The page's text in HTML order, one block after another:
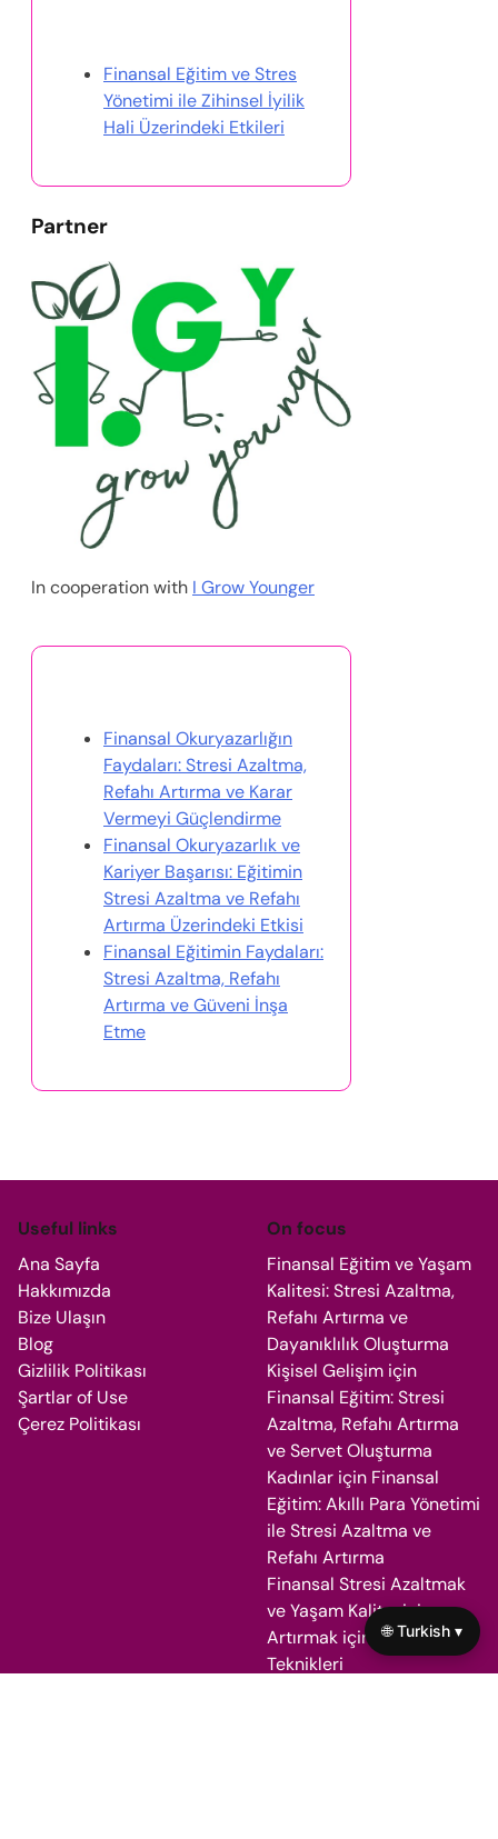
Finansal Eğitim ve Stres
Yönetimi ile Zihinsel İyilik
Hali Üzerindeki Etkileri
Partner
In cooperation with I Grow Younger
Finansal Okuryazarlığın
Faydaları: Stresi Azaltma,
Refahı Artırma ve Karar
Vermeyi Güçlendirme
Finansal Okuryazarlık ve
Kariyer Başarısı: Eğitimin
Stresi Azaltma ve Refahı
Artırma Üzerindeki Etkisi
Finansal Eğitimin Faydaları:
Stresi Azaltma, Refahı
Artırma ve Güveni İnşa
Etme
Useful links
Ana Sayfa
Hakkımızda
Bize Ulaşın
Blog
Gizlilik Politikası
Şartlar of Use
Çerez Politikası
On focus
Finansal Eğitim ve Yaşam
Kalitesi: Stresi Azaltma,
Refahı Artırma ve
Dayanıklılık Oluşturma
Kişisel Gelişim için
Finansal Eğitim: Stresi
Azaltma, Refahı Artırma
ve Servet Oluşturma
Kadınlar için Finansal
Eğitim: Akıllı Para Yönetimi
ile Stresi Azaltma ve
Refahı Artırma
Finansal Stresi Azaltmak
ve Yaşam Kalitesini
Artırmak için Bütçeleme
Teknikleri
🌐 Turkish ▾